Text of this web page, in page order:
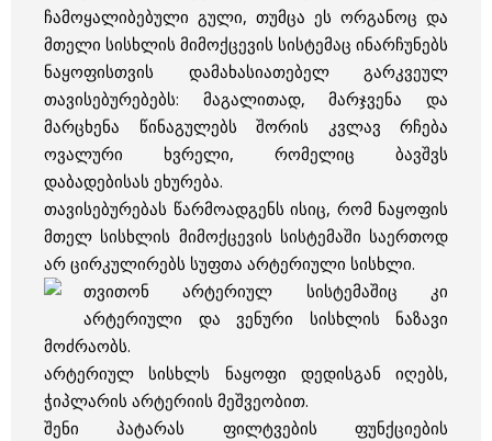
ჩამოყალიბებული გული, თუმცა ეს ორგანოც და
მთელი სისხლის მიმოქცევის სისტემაც ინარჩუნებს
ნაყოფისთვის დამახასიათებელ გარკვეულ
თავისებურებებს: მაგალითად, მარჯვენა და
მარცხენა წინაგულებს შორის კვლავ რჩება
ოვალური ხვრელი, რომელიც ბავშვს
დაბადებისას ეხურება.
თავისებურებას წარმოადგენს ისიც, რომ ნაყოფის
მთელ სისხლის მიმოქცევის სისტემაში საერთოდ
არ ცირკულირებს სუფთა არტერიული სისხლი.
თვითონ არტერიულ სისტემაშიც კი
არტერიული და ვენური სისხლის ნაზავი
მოძრაობს.
არტერიულ სისხლს ნაყოფი დედისგან იღებს,
ჭიპლარის არტერიის მეშვეობით.
შენი პატარას ფილტვების ფუნქციების